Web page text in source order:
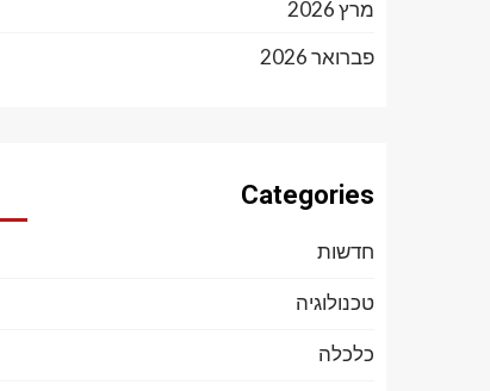
מרץ 2026
פברואר 2026
Categories
חדשות
טכנולוגיה
כלכלה